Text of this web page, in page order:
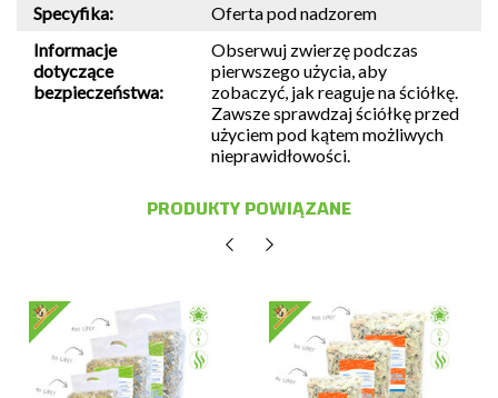
Specyfika:
Oferta pod nadzorem
Informacje
dotyczące
bezpieczeństwa:
Obserwuj zwierzę podczas
pierwszego użycia, aby
zobaczyć, jak reaguje na ściółkę.
Zawsze sprawdzaj ściółkę przed
użyciem pod kątem możliwych
nieprawidłowości.
PRODUKTY POWIĄZANE